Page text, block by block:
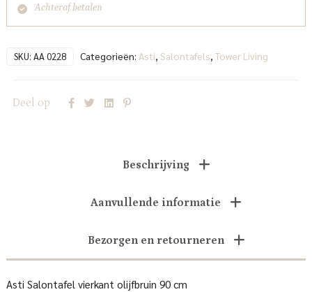
Achteraf betalen
SKU: AA 0228 Categorieën: Asti, Salontafels, Tower Living
Deel op
Beschrijving
Aanvullende informatie
Bezorgen en retourneren
Asti Salontafel vierkant olijfbruin 90 cm